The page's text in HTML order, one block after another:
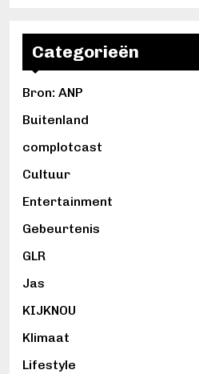
Categorieën
Bron: ANP
Buitenland
complotcast
Cultuur
Entertainment
Gebeurtenis
GLR
Jas
KIJKNOU
Klimaat
Lifestyle